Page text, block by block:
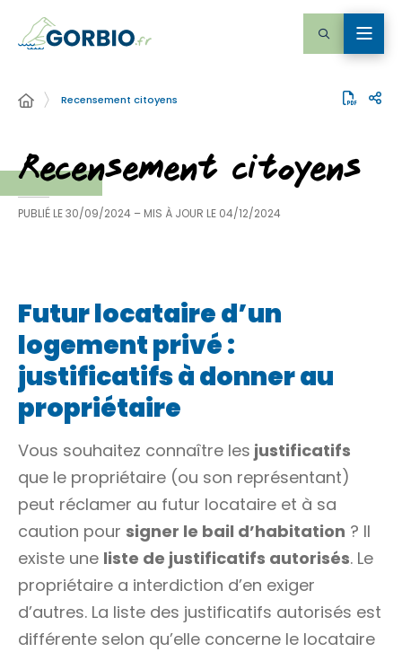
Recensement citoyens
Recensement citoyens
PUBLIÉ LE30/09/2024 – MIS À JOUR LE 04/12/2024
Futur locataire d’un
logement privé :
justificatifs à donner au
propriétaire
Vous souhaitez connaître les justificatifs
que le propriétaire (ou son représentant)
peut réclamer au futur locataire et à sa
caution pour signer le bail d’habitation ? Il
existe une liste de justificatifs autorisés. Le
propriétaire a interdiction d’en exiger
d’autres. La liste des justificatifs autorisés est
différente selon qu’elle concerne le locataire